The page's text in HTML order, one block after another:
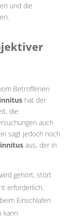
und die
Betroffenen
hat der
die
auch
sagt jedoch noch
aus, der in
gehört, stört
erforderlich.
Einschlafen
kann